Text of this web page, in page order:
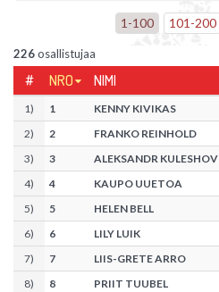
1-100 101-200
226osallistujaa
# NRO NIMI
1) 1
KENNY KIVIKAS
2) 2
FRANKO REINHOLD
3) 3
ALEKSANDR KULESHOV
4) 4
KAUPO UUETOA
5) 5
HELEN BELL
6) 6
LILY LUIK
7) 7
LIIS-GRETE ARRO
8) 8
PRIIT TUUBEL